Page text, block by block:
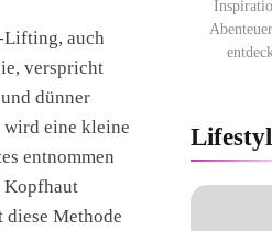
Lifting, auch
verspricht
dünner
wird eine kleine
entnommen
Kopfhaut
Methode